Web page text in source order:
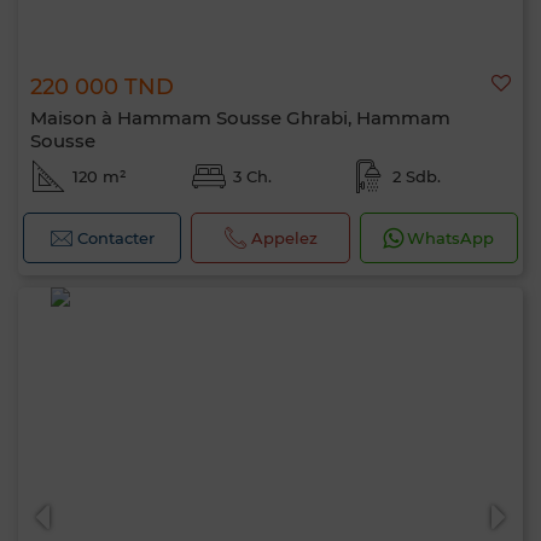
220 000 TND
Maison à Hammam Sousse Ghrabi, Hammam
Sousse
120 m² 3 Ch. 2 Sdb.
Contacter Appelez WhatsApp